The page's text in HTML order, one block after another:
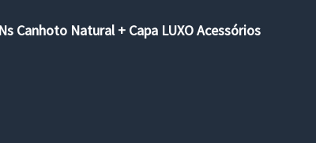
Canhoto Natural + Capa LUXO Acessórios